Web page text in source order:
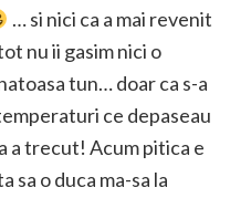
… si nici ca a mai revenit
nu ii gasim nici o
tun… doar ca s-a
ce depaseau
a trecut! Acum pitica e
sa o duca ma-sa la